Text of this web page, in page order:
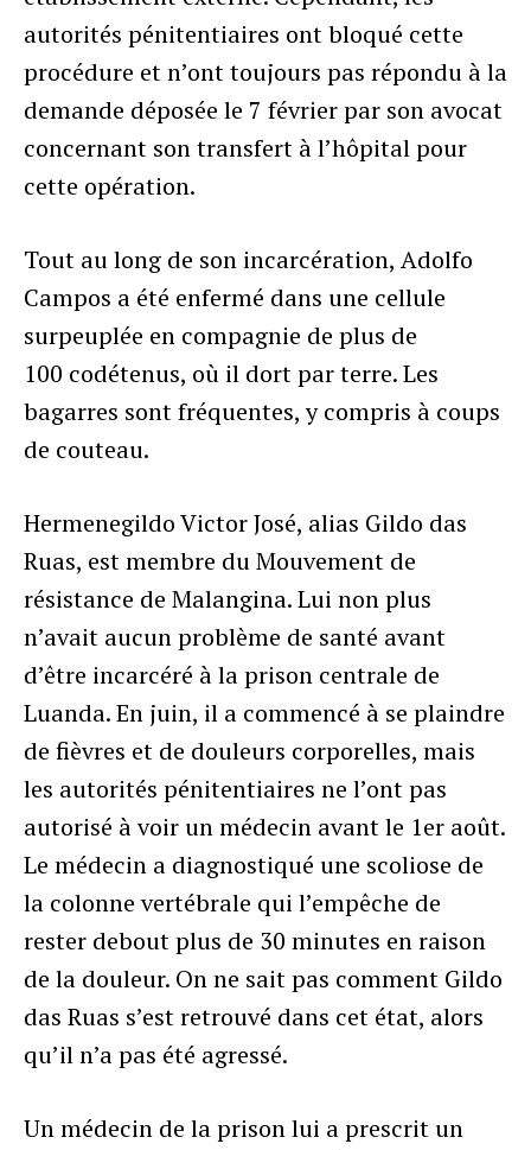
autorités pénitentiaires ont bloqué cette
procédure et n’ont toujours pas répondu à la
demande déposée le 7 février par son avocat
concernant son transfert à l’hôpital pour
cette opération.
Tout au long de son incarcération, Adolfo
Campos a été enfermé dans une cellule
surpeuplée en compagnie de plus de
100 codétenus, où il dort par terre. Les
bagarres sont fréquentes, y compris à coups
de couteau.
Hermenegildo Victor José, alias Gildo das
Ruas, est membre du Mouvement de
résistance de Malangina. Lui non plus
n’avait aucun problème de santé avant
d’être incarcéré à la prison centrale de
Luanda. En juin, il a commencé à se plaindre
de fièvres et de douleurs corporelles, mais
les autorités pénitentiaires ne l’ont pas
autorisé à voir un médecin avant le 1er août.
Le médecin a diagnostiqué une scoliose de
la colonne vertébrale qui l’empêche de
rester debout plus de 30 minutes en raison
de la douleur. On ne sait pas comment Gildo
das Ruas s’est retrouvé dans cet état, alors
qu’il n’a pas été agressé.
Un médecin de la prison lui a prescrit un